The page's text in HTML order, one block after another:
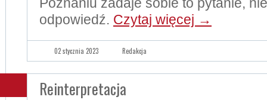
Poznaniu zadaje sobie to pytanie,
odpowiedź. Czytaj więcej →
02 stycznia 2023 Redakcja
Reinterpretacja